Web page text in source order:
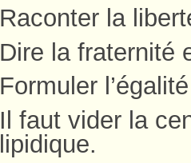
Raconter la
Dire la fraternité
Formuler
Il faut vider la
lipidique.